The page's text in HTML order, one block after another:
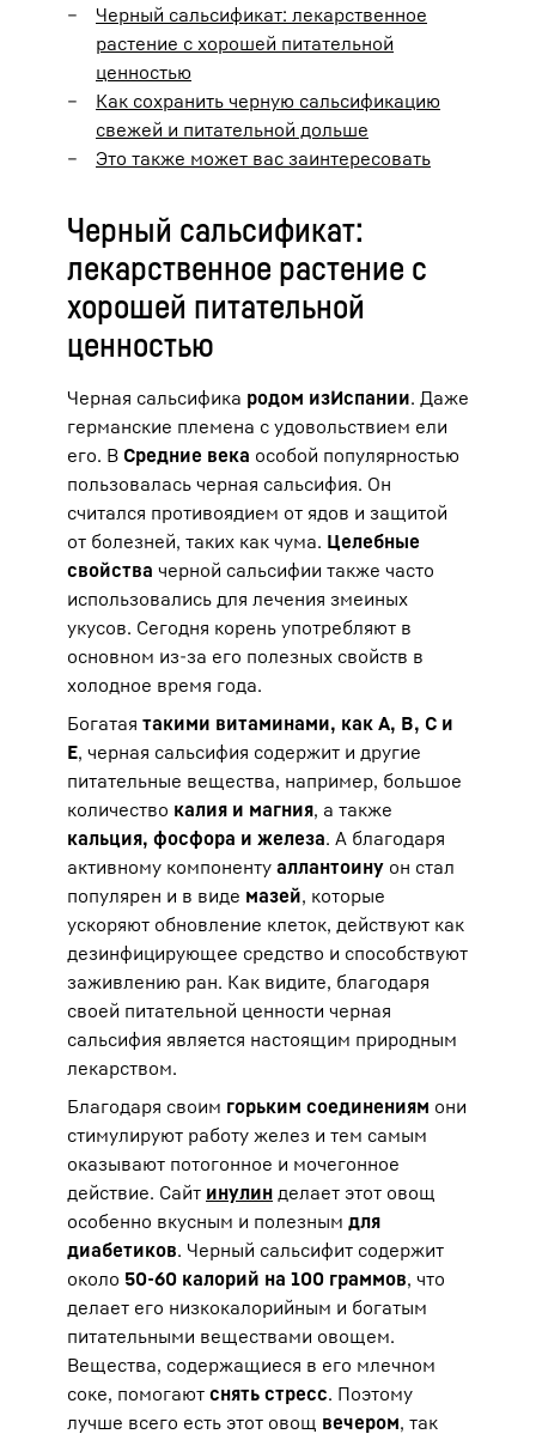
Черный сальсификат: лекарственное
растение с хорошей питательной
ценностью
Как сохранить черную сальсификацию
свежей и питательной дольше
Это также может вас заинтересовать
Черный сальсификат:
лекарственное растение с
хорошей питательной
ценностью
Черная сальсифика родом изИспании. Даже
германские племена с удовольствием ели
его. В Средние века особой популярностью
пользовалась черная сальсифия. Он
считался противоядием от ядов и защитой
от болезней, таких как чума. Целебные
свойства черной сальсифии также часто
использовались для лечения змеиных
укусов. Сегодня корень употребляют в
основном из-за его полезных свойств в
холодное время года.
Богатая такими витаминами, как А, В, С и
Е, черная сальсифия содержит и другие
питательные вещества, например, большое
количество калия и магния, а также
кальция, фосфора и железа. А благодаря
активному компоненту аллантоину он стал
популярен и в виде мазей, которые
ускоряют обновление клеток, действуют как
дезинфицирующее средство и способствуют
заживлению ран. Как видите, благодаря
своей питательной ценности черная
сальсифия является настоящим природным
лекарством.
Благодаря своим горьким соединениям они
стимулируют работу желез и тем самым
оказывают потогонное и мочегонное
действие. Сайт инулин делает этот овощ
особенно вкусным и полезным для
диабетиков. Черный сальсифит содержит
около 50-60 калорий на 100 граммов, что
делает его низкокалорийным и богатым
питательными веществами овощем.
Вещества, содержащиеся в его млечном
соке, помогают снять стресс. Поэтому
лучше всего есть этот овощ вечером, так